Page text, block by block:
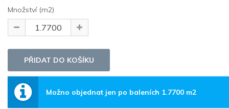
Množství (m2)
Možno objednat jen po baleních 1.7700 m2